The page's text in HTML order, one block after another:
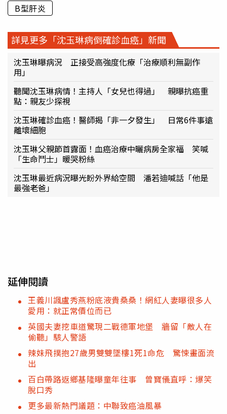
B型肝炎
詳見更多「沈玉琳病倒確診血癌」新聞
沈玉琳曝病況 正接受高強度化療「治療順利無副作
用」
聽聞沈玉琳病情！主持人「女兒也得過」 親曝抗癌重
點：親友少探視
沈玉琳確診血癌！醫師揭「非一夕發生」 日常6件事遠
離壞細胞
沈玉琳父親節首露面！血癌治療中曬病房全家福 笑喊
「生命鬥士」暖哭粉絲
沈玉琳最近病況曝光盼外界給空間 潘若迪喊話「他是
最強老爸」
延伸閱讀
王義川諷盧秀燕粉底液貴桑桑！網紅人妻曝很多人
愛用：就正常價位而已
英國夫妻挖車道驚現二戰德軍地堡 牆留「敵人在
偷聽」駭人警語
辣妹飛撲抱27歲男雙雙墜樓1死1命危 驚悚畫面流
出
百白帶路返鄉基隆曝童年往事 曾寶儀直呼：爆笑
脫口秀
更多最新熱門議題：中聯致癌油風暴